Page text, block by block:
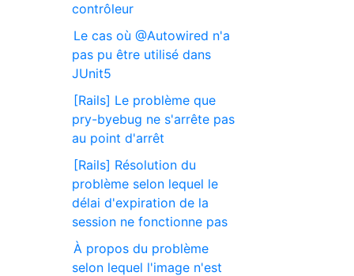
contrôleur
Le cas où @Autowired n'a
pas pu être utilisé dans
JUnit5
[Rails] Le problème que
pry-byebug ne s'arrête pas
au point d'arrêt
[Rails] Résolution du
problème selon lequel le
délai d'expiration de la
session ne fonctionne pas
À propos du problème
selon lequel l'image n'est